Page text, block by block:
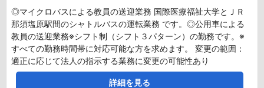
◎マイクロバスによる教員の送迎業務 国際医療福祉大学とＪＲ
那須塩原駅間のシャトルバスの運転業務 です。◎公用車による
教員の送迎業務※シフト制（シフト３パターン）の勤務です。※
すべての勤務時間帯に対応可能な方を求めます。 変更の範囲：
適正に応じて法人の指示する業務に変更の可能性あり
詳細を見る